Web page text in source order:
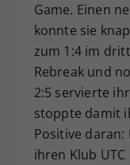
Game. Einen
konnte sie
zum 1:4 im
Rebreak und
2:5 servierte
stoppte damit
Positive
ihren Klub